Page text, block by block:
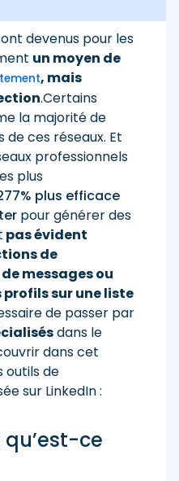
devenus pour les
un moyen de
, mais
.Certains
la majorité de
ces réseaux. Et
professionnels
plus
plus efficace
pour générer des
pas évident
de
messages ou
sur une liste
de passer par
dans le
dans cet
outils de
sur LinkedIn :
qu’est-ce